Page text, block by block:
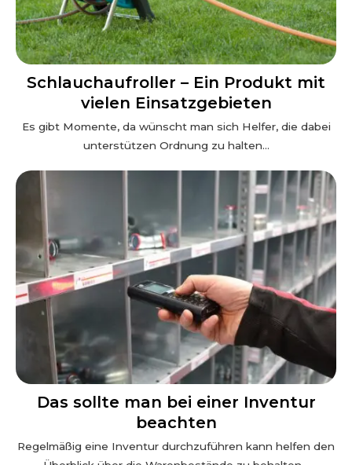
Schlauchaufroller – Ein Produkt mit
vielen Einsatzgebieten
Es gibt Momente, da wünscht man sich Helfer, die dabei
unterstützen Ordnung zu halten...
Das sollte man bei einer Inventur
beachten
Regelmäßig eine Inventur durchzuführen kann helfen den